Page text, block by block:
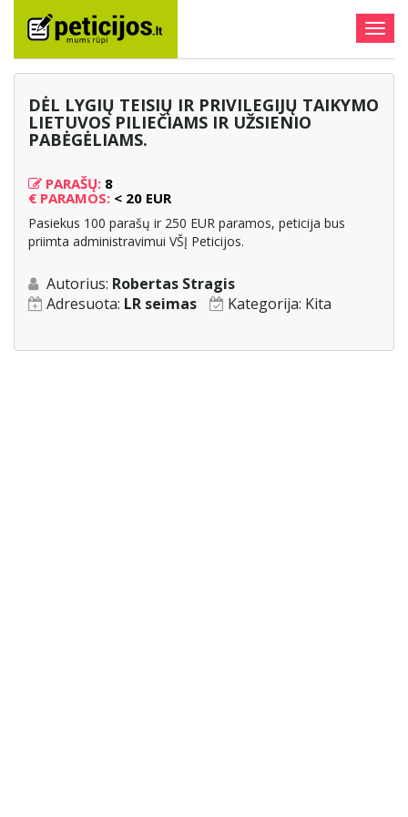
DĖL LYGIŲ TEISIŲ IR PRIVILEGIJŲ TAIKYMO
LIETUVOS PILIEČIAMS IR UŽSIENIO
PABĖGĖLIAMS.
PARAŠŲ: 8
€ PARAMOS: < 20 EUR
Pasiekus 100 parašų ir 250 EUR paramos, peticija bus
priimta administravimui VŠĮ Peticijos.
Autorius: Robertas Stragis
Adresuota: LR seimas Kategorija: Kita